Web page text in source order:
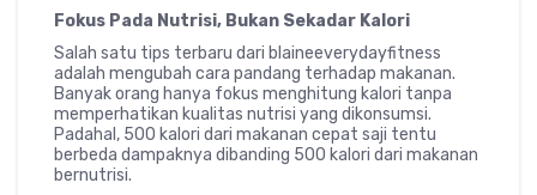
Fokus Pada Nutrisi, Bukan Sekadar Kalori
Salah satu tips terbaru dari blaineeverydayfitness
adalah mengubah cara pandang terhadap makanan.
Banyak orang hanya fokus menghitung kalori tanpa
memperhatikan kualitas nutrisi yang dikonsumsi.
Padahal, 500 kalori dari makanan cepat saji tentu
berbeda dampaknya dibanding 500 kalori dari makanan
bernutrisi.